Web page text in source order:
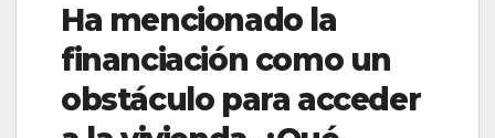
Ha mencionado la
financiación como un
obstáculo para acceder